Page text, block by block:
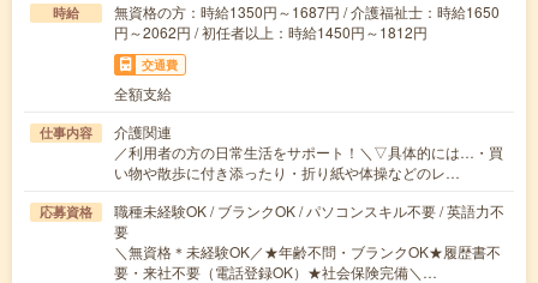
時給
無資格の方：時給1350円～1687円 / 介護福祉士：時給1650
円～2062円 / 初任者以上：時給1450円～1812円
交通費
全額支給
仕事内容
介護関連
／利用者の方の日常生活をサポート！＼▽具体的には…・買
い物や散歩に付き添ったり・折り紙や体操などのレ…
応募資格
職種未経験OK / ブランクOK / パソコンスキル不要 / 英語力不
要
＼無資格＊未経験OK／★年齢不問・ブランクOK★履歴書不
要・来社不要（電話登録OK）★社会保険完備＼…